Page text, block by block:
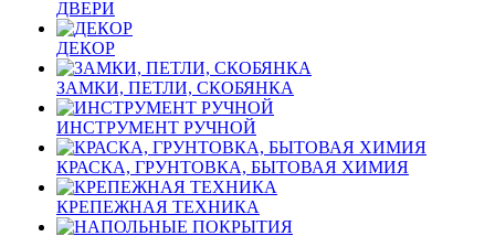
ДВЕРИ
ДЕКОР
ЗАМКИ, ПЕТЛИ, СКОБЯНКА
ИНСТРУМЕНТ РУЧНОЙ
КРАСКА, ГРУНТОВКА, БЫТОВАЯ ХИМИЯ
КРЕПЕЖНАЯ ТЕХНИКА